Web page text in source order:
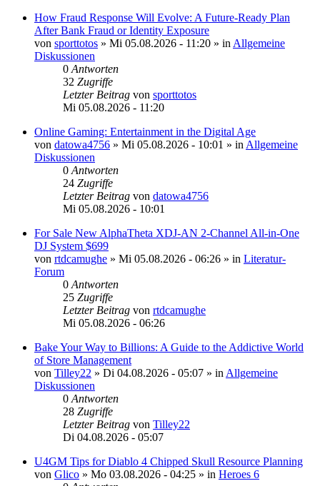
How Fraud Response Will Evolve: A Future-Ready Plan
After Bank Fraud or Identity Exposure
von sporttotos » Mi 05.08.2026 - 11:20 » in Allgemeine
Diskussionen
0 Antworten
32 Zugriffe
Letzter Beitrag von sporttotos
Mi 05.08.2026 - 11:20
Online Gaming: Entertainment in the Digital Age
von datowa4756 » Mi 05.08.2026 - 10:01 » in Allgemeine
Diskussionen
0 Antworten
24 Zugriffe
Letzter Beitrag von datowa4756
Mi 05.08.2026 - 10:01
For Sale New AlphaTheta XDJ-AN 2-Channel All-in-One
DJ System $699
von rtdcamughe » Mi 05.08.2026 - 06:26 » in Literatur-
Forum
0 Antworten
25 Zugriffe
Letzter Beitrag von rtdcamughe
Mi 05.08.2026 - 06:26
Bake Your Way to Billions: A Guide to the Addictive World
of Store Management
von Tilley22 » Di 04.08.2026 - 05:07 » in Allgemeine
Diskussionen
0 Antworten
28 Zugriffe
Letzter Beitrag von Tilley22
Di 04.08.2026 - 05:07
U4GM Tips for Diablo 4 Chipped Skull Resource Planning
von Glico » Mo 03.08.2026 - 04:25 » in Heroes 6